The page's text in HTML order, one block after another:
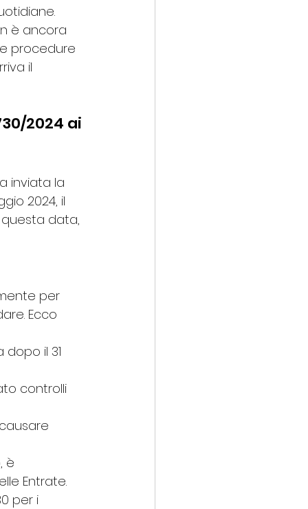
è ancora
procedure
il
2024 ai
inviata la
2024, il
data,
per
Ecco
il 31
controlli
è
Entrate.
per i